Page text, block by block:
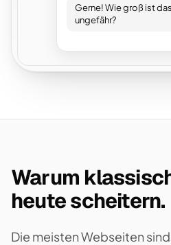
Gerne! Wie groß ist
ungefähr?
Warum
heute scheitern.
Die meisten Webseiten